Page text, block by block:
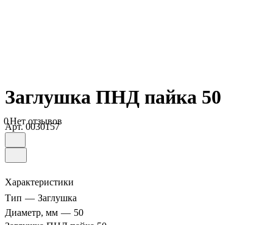
Заглушка ПНД пайка 50
0Нет отзывов
Арт.0030157
Характеристики
Тип — Заглушка
Диаметр, мм — 50